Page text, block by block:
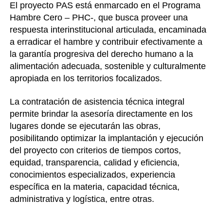
El proyecto PAS está enmarcado en el Programa
Hambre Cero – PHC-, que busca proveer una
respuesta interinstitucional articulada, encaminada
a erradicar el hambre y contribuir efectivamente a
la garantía progresiva del derecho humano a la
alimentación adecuada, sostenible y culturalmente
apropiada en los territorios focalizados.
La contratación de asistencia técnica integral
permite brindar la asesoría directamente en los
lugares donde se ejecutarán las obras,
posibilitando optimizar la implantación y ejecución
del proyecto con criterios de tiempos cortos,
equidad, transparencia, calidad y eficiencia,
conocimientos especializados, experiencia
específica en la materia, capacidad técnica,
administrativa y logística, entre otras.